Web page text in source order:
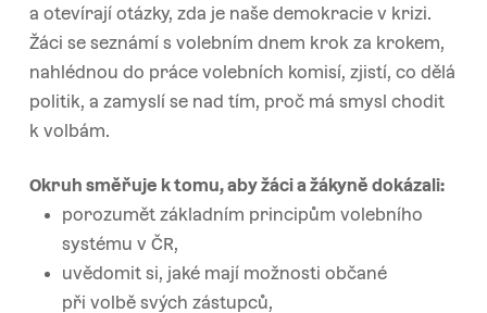
a otevírají otázky, zda je naše demokracie v krizi.
Žáci se seznámí s volebním dnem krok za krokem,
nahlédnou do práce volebních komisí, zjistí, co dělá
politik, a zamyslí se nad tím, proč má smysl chodit
k volbám.
Okruh směřuje k tomu, aby žáci a žákyně dokázali:
porozumět základním principům volebního
systému v ČR,
uvědomit si, jaké mají možnosti občané
při volbě svých zástupců,